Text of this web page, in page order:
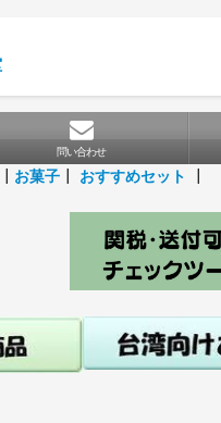
問い合わせ
お菓子 おすすめセット